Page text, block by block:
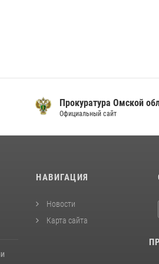
Прокуратура Омской
Официальный сайт
НАВИГАЦИЯ
Новости
Карта сайта